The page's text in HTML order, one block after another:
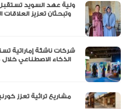
ولية عهد السويد
شركات ناشئة إماراتية